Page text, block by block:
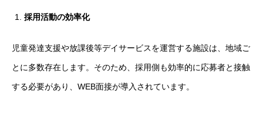
採用活動の効率化
児童発達支援や放課後等デイサービスを運営する施設は、地域ご
とに多数存在します。そのため、採用側も効率的に応募者と接触
する必要があり、WEB面接が導入されています。